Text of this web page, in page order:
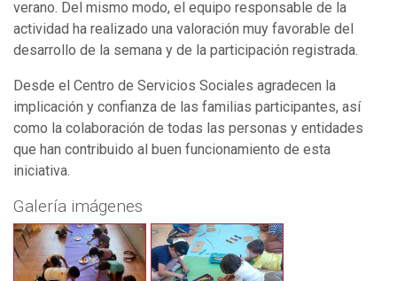
verano. Del mismo modo, el equipo responsable de la
actividad ha realizado una valoración muy favorable del
desarrollo de la semana y de la participación registrada.
Desde el Centro de Servicios Sociales agradecen la
implicación y confianza de las familias participantes, así
como la colaboración de todas las personas y entidades
que han contribuido al buen funcionamiento de esta
iniciativa.
Galería imágenes